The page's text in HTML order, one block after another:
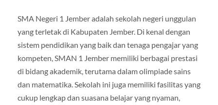
SMA Negeri 1 Jember adalah sekolah negeri unggulan
yang terletak di Kabupaten Jember. Di kenal dengan
sistem pendidikan yang baik dan tenaga pengajar yang
kompeten, SMAN 1 Jember memiliki berbagai prestasi
di bidang akademik, terutama dalam olimpiade sains
dan matematika. Sekolah ini juga memiliki fasilitas yang
cukup lengkap dan suasana belajar yang nyaman,